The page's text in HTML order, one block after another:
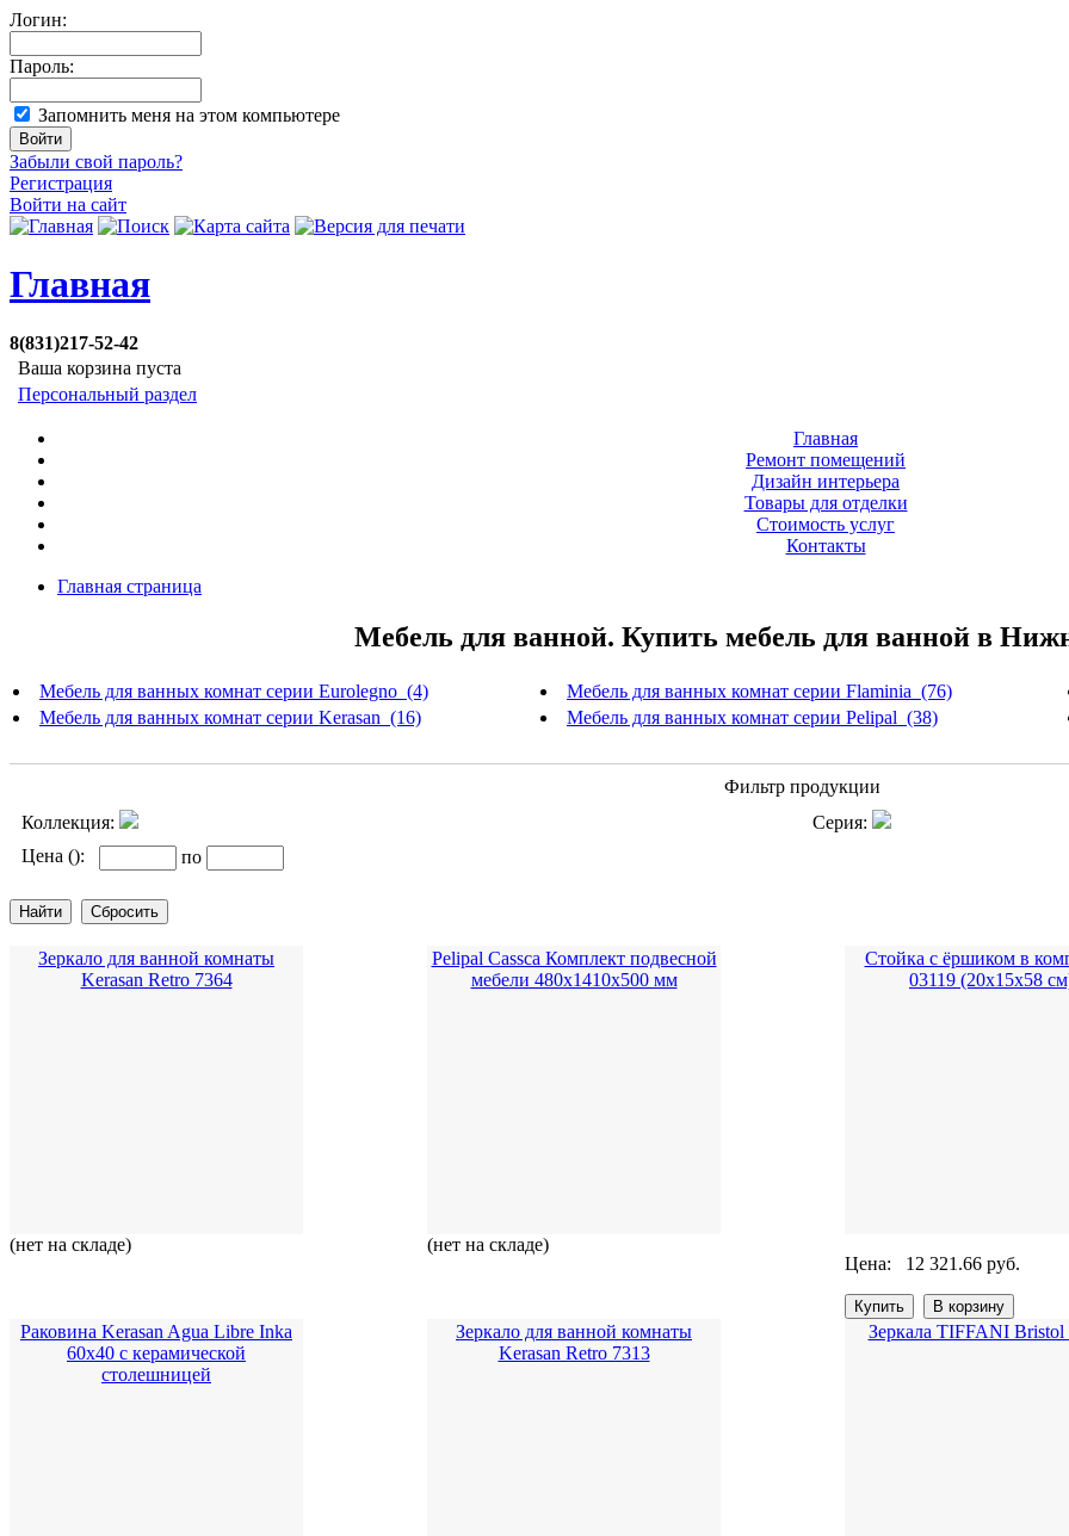
Логин:
Пароль:
Запомнить меня на этом компьютере
Забыли свой пароль?
Регистрация
Войти на сайт
Главная
8(831)217-52-42
Ваша корзина пуста
Персональный раздел
Главная
Ремонт помещений
Дизайн интерьера
Товары для отделки
Стоимость услуг
Контакты
Главная страница
Мебель для ванной. Купить мебель для ванной в
Мебель для ванных комнат серии Eurolegno (4)
Мебель для ванных комнат серии Flaminia (76)
Мебель для ванных комнат серии Kerasan (16)
Мебель для ванных комнат серии Pelipal (38)
Фильтр продукции
Коллекция:
Серия:
Цена ():
по
Зеркало для ванной комнаты
Kerasan Retro 7364
(нет на складе)
Pelipal Cassca Комплект подвесной
мебели 480х1410х500 мм
(нет на складе)
Стойка с ёршиком в
03119 (20x15x58
Цена: 12 321.66 руб.
Раковина Kerasan Agua Libre Inka
60x40 с керамической
столешницей
Зеркало для ванной комнаты
Kerasan Retro 7313
Зеркала TIFFANI Bristol